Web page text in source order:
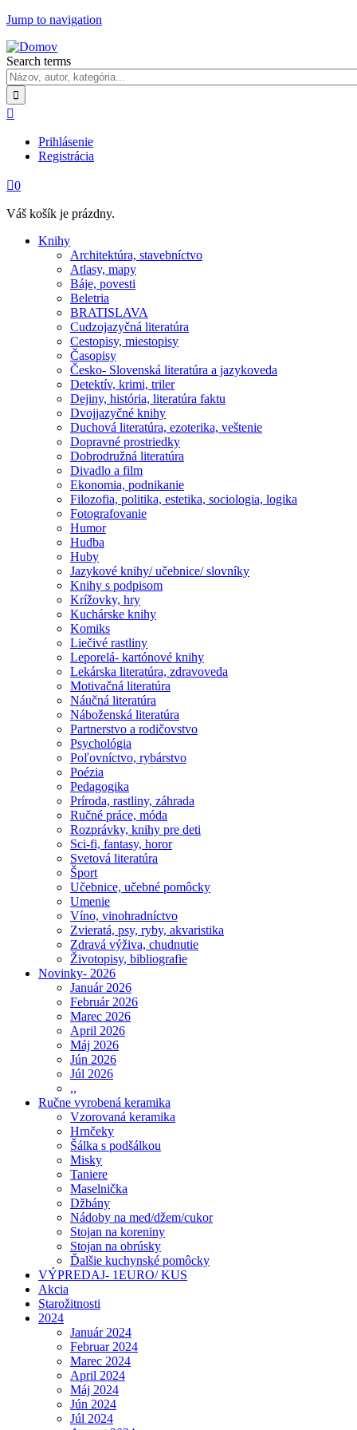
Jump to navigation
Search terms

Prihlásenie
Registrácia
0
Váš košík je prázdny.
Knihy
Architektúra, stavebníctvo
Atlasy, mapy
Báje, povesti
Beletria
BRATISLAVA
Cudzojazyčná literatúra
Cestopisy, miestopisy
Časopisy
Česko- Slovenská literatúra a jazykoveda
Detektív, krimi, triler
Dejiny, história, literatúra faktu
Dvojjazyčné knihy
Duchová literatúra, ezoterika, veštenie
Dopravné prostriedky
Dobrodružná literatúra
Divadlo a film
Ekonomia, podnikanie
Filozofia, politika, estetika, sociologia, logika
Fotografovanie
Humor
Hudba
Huby
Jazykové knihy/ učebnice/ slovníky
Knihy s podpisom
Krížovky, hry
Kuchárske knihy
Komiks
Liečivé rastliny
Leporelá- kartónové knihy
Lekárska literatúra, zdravoveda
Motivačná literatúra
Náučná literatúra
Náboženská literatúra
Partnerstvo a rodičovstvo
Psychológia
Poľovníctvo, rybárstvo
Poézia
Pedagogika
Príroda, rastliny, záhrada
Ručné práce, móda
Rozprávky, knihy pre deti
Sci-fi, fantasy, horor
Svetová literatúra
Šport
Učebnice, učebné pomôcky
Umenie
Víno, vinohradníctvo
Zvieratá, psy, ryby, akvaristika
Zdravá výživa, chudnutie
Životopisy, bibliografie
Novinky- 2026
Január 2026
Február 2026
Marec 2026
April 2026
Máj 2026
Jún 2026
Júl 2026
,,
Ručne vyrobená keramika
Vzorovaná keramika
Hrnčeky
Šálka s podšálkou
Misky
Taniere
Maselnička
Džbány
Nádoby na med/džem/cukor
Stojan na koreniny
Stojan na obrúsky
Ďalšie kuchynské pomôcky
VÝPREDAJ- 1EURO/ KUS
Akcia
Starožitnosti
2024
Január 2024
Februar 2024
Marec 2024
April 2024
Máj 2024
Jún 2024
Júl 2024